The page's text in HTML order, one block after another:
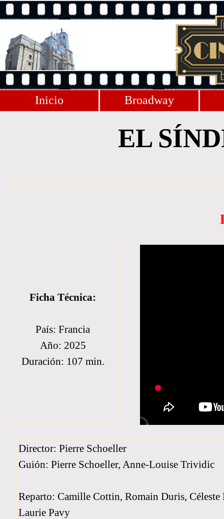
Inicio Broadway
EL
Ficha Técnica:
País: Francia
Año: 2025
Duración: 107 min.
Director: Pierre Schoeller
Guión: Pierre Schoeller, Anne-Louise Trividic
Reparto: Camille Cottin, Romain Duris,
Laurie Pavy